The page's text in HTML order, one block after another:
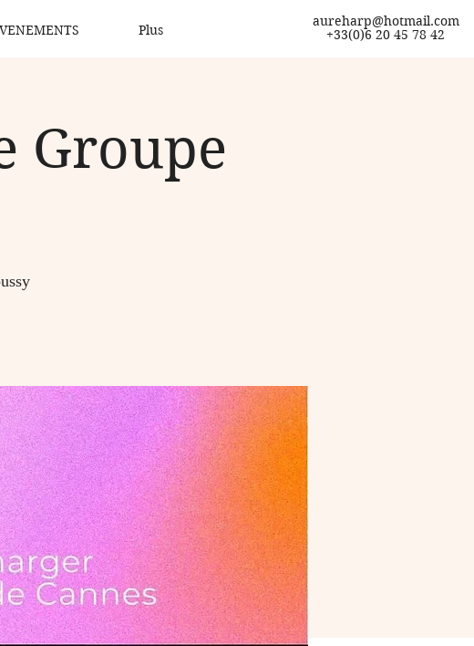
Plus
aureharp@hotmail.com
+33(0)6 20 45 78 42
Groupe